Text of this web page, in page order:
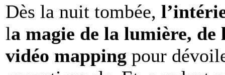
Dès la nuit tombée,
la magie de la lumière,
vidéo mapping pour